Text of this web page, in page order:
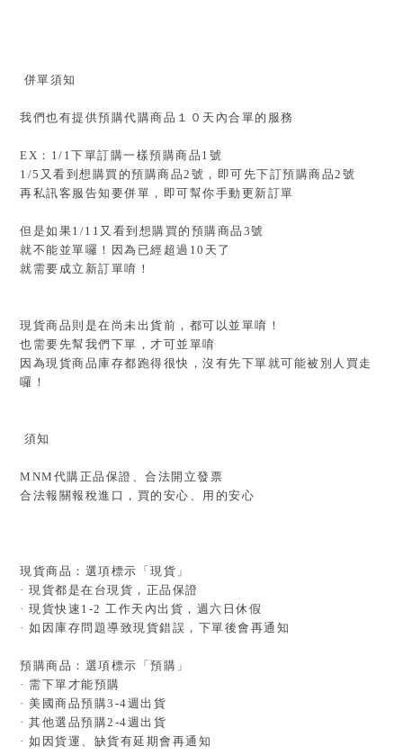
併單須知
我們也有提供預購代購商品１０天內合單的服務
EX：1/1下單訂購一樣預購商品1號
1/5又看到想購買的預購商品2號，即可先下訂預購商品2號
再私訊客服告知要併單，即可幫你手動更新訂單
但是如果1/11又看到想購買的預購商品3號
就不能並單囉！因為已經超過10天了
就需要成立新訂單唷！
現貨商品則是在尚未出貨前，都可以並單唷！
也需要先幫我們下單，才可並單唷
因為現貨商品庫存都跑得很快，沒有先下單就可能被別人買走
囉！
須知
MNM代購正品保證、合法開立發票
合法報關報稅進口，買的安心、用的安心
現貨商品：選項標示「現貨」
· 現貨都是在台現貨，正品保證
· 現貨快速1-2 工作天內出貨，週六日休假
· 如因庫存問題導致現貨錯誤，下單後會再通知
預購商品：選項標示「預購」
· 需下單才能預購
· 美國商品預購3-4週出貨
· 其他選品預購2-4週出貨
· 如因貨運、缺貨有延期會再通知